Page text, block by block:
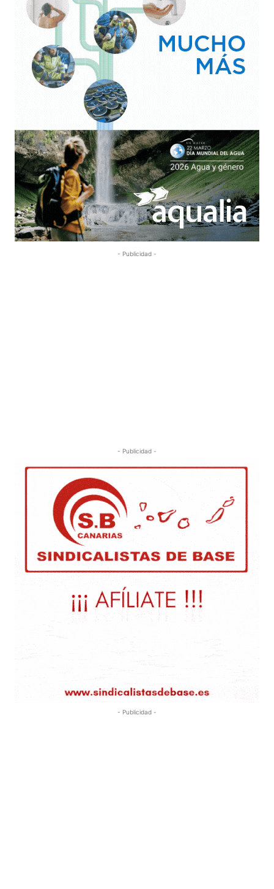
- Publicidad -
- Publicidad -
- Publicidad -